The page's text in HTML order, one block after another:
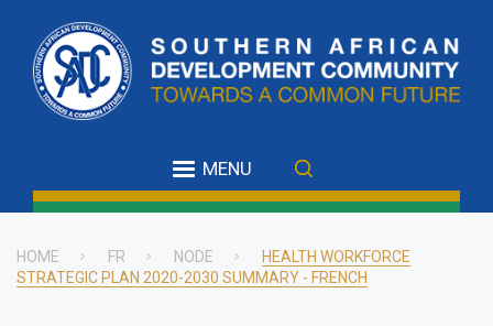
main
content
MENU
Breadcrumb
HOME FR NODE
HEALTH WORKFORCE
STRATEGIC PLAN 2020-2030 SUMMARY - FRENCH